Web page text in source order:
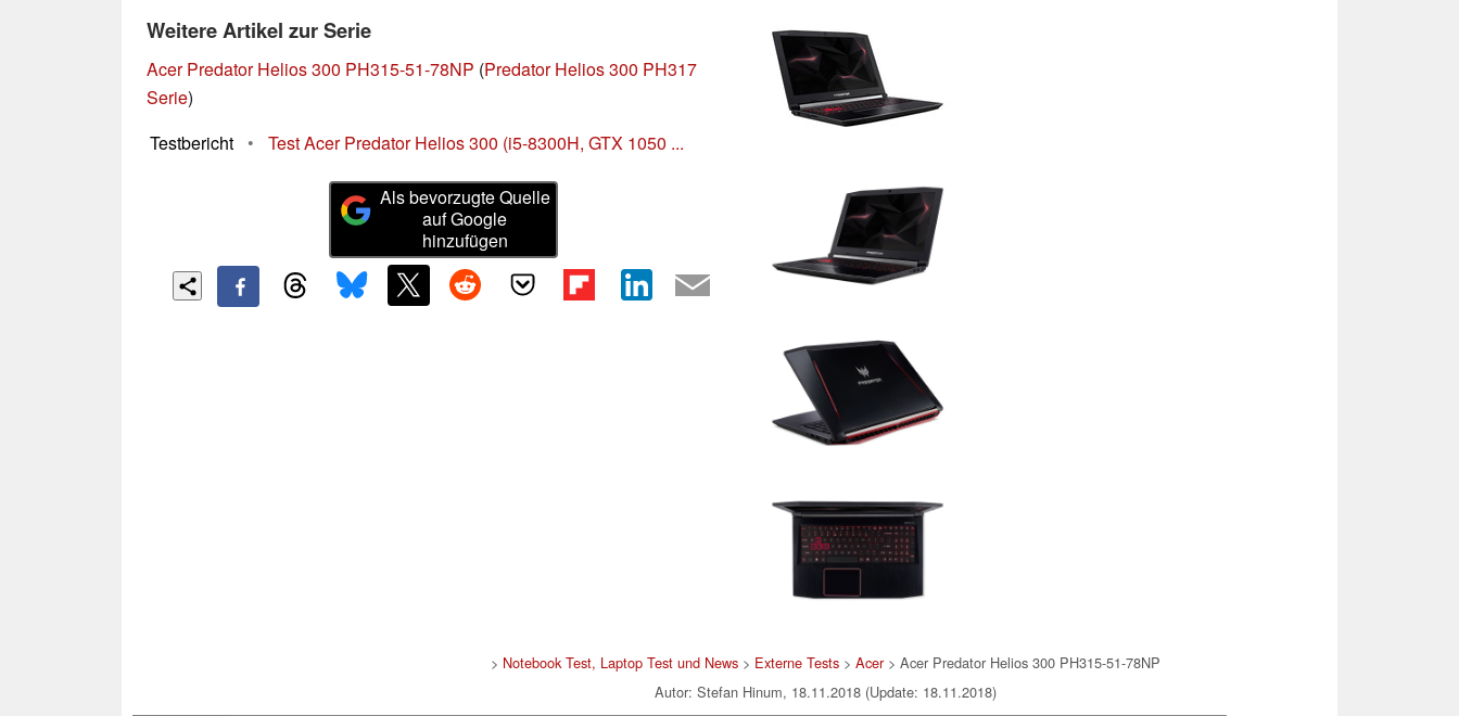
Weitere Artikel zur Serie
Acer Predator Helios 300 PH315-51-78NP (Predator Helios 300 PH317
Serie)
Testbericht
• Test Acer Predator Helios 300 (i5-8300H, GTX 1050 ...
Als bevorzugte Quelle
auf Google
hinzufügen
> Notebook Test, Laptop Test und News> Externe Tests> Acer> Acer Predator Helios 300 PH315-51-78NP
Autor: Stefan Hinum, 18.11.2018 (Update: 18.11.2018)